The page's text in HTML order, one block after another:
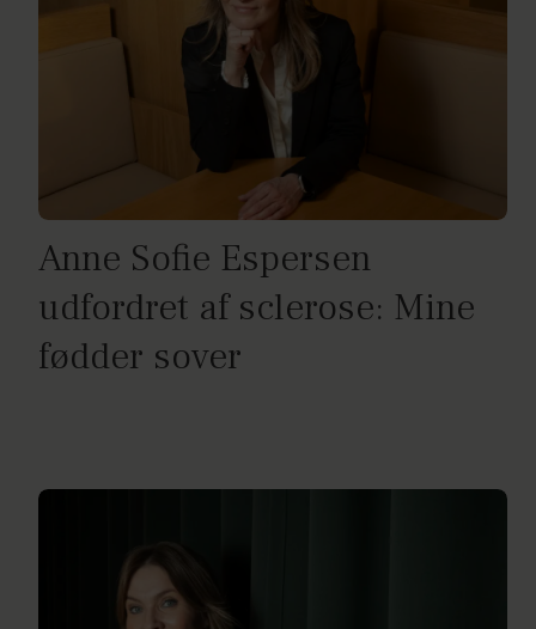
Anne Sofie Espersen
udfordret af sclerose: Mine
fødder sover